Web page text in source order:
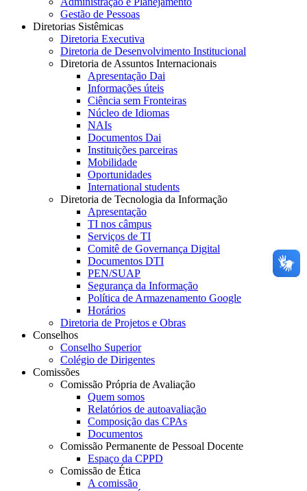
Gestão de Pessoas
Diretorias Sistêmicas
Diretoria Executiva
Diretoria de Desenvolvimento Institucional
Diretoria de Assuntos Internacionais
Apresentação Dai
Informações úteis
Ciência sem Fronteiras
Núcleo de Idiomas
NAIs
Documentos Dai
Instituições parceiras
Mobilidade
Oportunidades
International students
Diretoria de Tecnologia da Informação
Apresentação
TI nos câmpus
Serviços de TI
Comitê de Governança Digital
Documentos DTI
PEN/SUAP
Segurança da Informação
Política de Armazenamento Google
Horários
Diretoria de Projetos e Obras
Conselhos
Conselho Superior
Colégio de Dirigentes
Comissões
Comissão Própria de Avaliação
Quem somos
Relatórios de autoavaliação
Composição das CPAs
Documentos
Comissão Permanente de Pessoal Docente
Espaço da CPPD
Comissão de Ética
A comissão